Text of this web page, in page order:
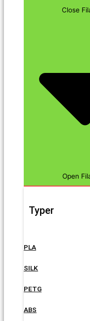
Close
Open
Typer
PLA
SILK
PETG
ABS